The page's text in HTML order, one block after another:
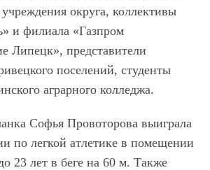
округа, коллективы
филиала «Газпром
Липецк», представители
поселений, студенты
аграрного колледжа.
Софья Провоторова выиграла
по легкой атлетике в помещении
23 лет в беге на 60 м. Также